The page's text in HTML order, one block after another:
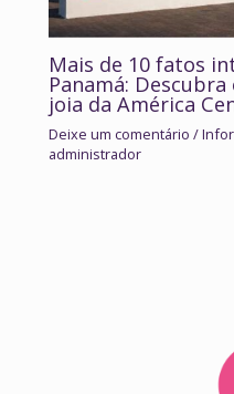
Mais de 10 fatos
Panamá:
joia da América
Deixe um comentário /
administrador